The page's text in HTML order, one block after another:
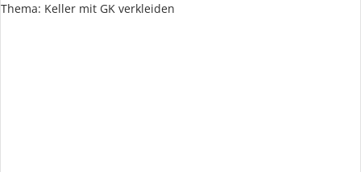
Thema: Keller mit GK verkleiden